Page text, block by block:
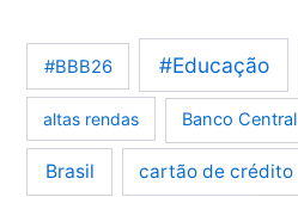
#BBB26 #Educação
altas rendas Banco Central
Brasil cartão de crédito